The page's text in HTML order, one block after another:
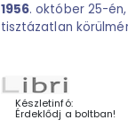
1956. október 25-
tisztázatlan
Készletinfó:
Érdeklődj a boltban!